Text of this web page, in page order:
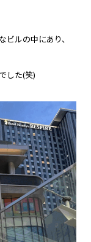
ルの中にあり、
した(笑)